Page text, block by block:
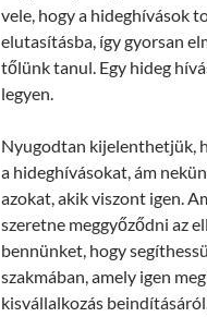
vele, hogy a hideghívások
elutasításba, így gyorsan
tőlünk tanul. Egy hideg
legyen.
Nyugodtan kijelenthetjük,
a hideghívásokat, ám
azokat, akik viszont igen.
szeretne meggyőződni az
bennünket, hogy
szakmában, amely igen
kisvállalkozás